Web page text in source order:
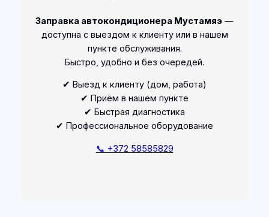
Заправка автокондиционера Мустамяэ —
доступна с выездом к клиенту или в нашем
пункте обслуживания.
Быстро, удобно и без очередей.
✔ Выезд к клиенту (дом, работа)
✔ Приём в нашем пункте
✔ Быстрая диагностика
✔ Профессиональное оборудование
📞 +372 58585829